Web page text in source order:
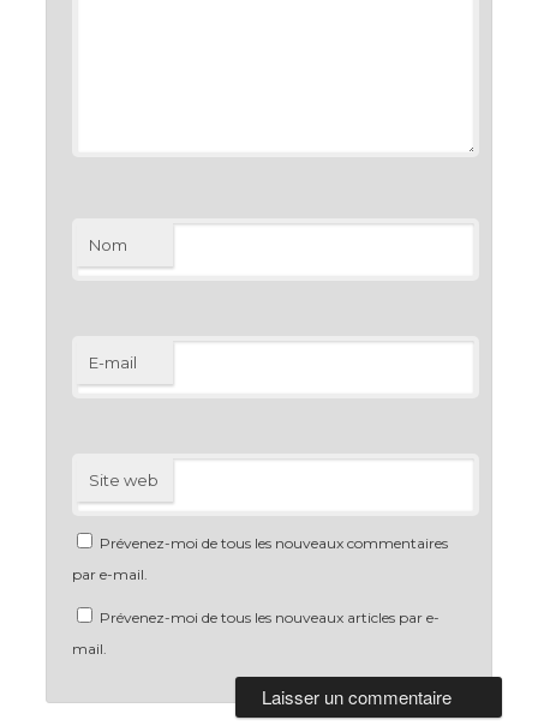
Nom
E-mail
Site web
Prévenez-moi de tous les nouveaux commentaires
par e-mail.
Prévenez-moi de tous les nouveaux articles par e-
mail.